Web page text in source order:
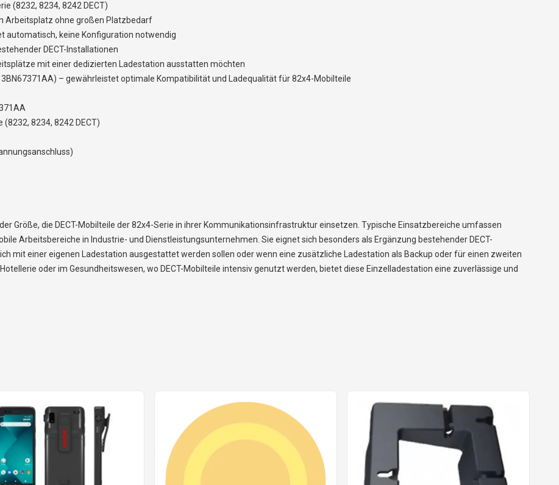
(8232, 8234, 8242 DECT)
Arbeitsplatz ohne großen Platzbedarf
automatisch, keine Konfiguration notwendig
DECT-Installationen
mit einer dedizierten Ladestation ausstatten möchten
– gewährleistet optimale Kompatibilität und Ladequalität für 82x4-Mobilteile
8234, 8242 DECT)
Größe, die DECT-Mobilteile der 82x4-Serie in ihrer Kommunikationsinfrastruktur einsetzen. Typische Einsatzbereiche umfassen
Arbeitsbereiche in Industrie- und Dienstleistungsunternehmen. Sie eignet sich besonders als Ergänzung bestehender DECT-
mit einer eigenen Ladestation ausgestattet werden sollen oder wenn eine zusätzliche Ladestation als Backup oder für einen zweiten
oder im Gesundheitswesen, wo DECT-Mobilteile intensiv genutzt werden, bietet diese Einzelladestation eine zuverlässige und